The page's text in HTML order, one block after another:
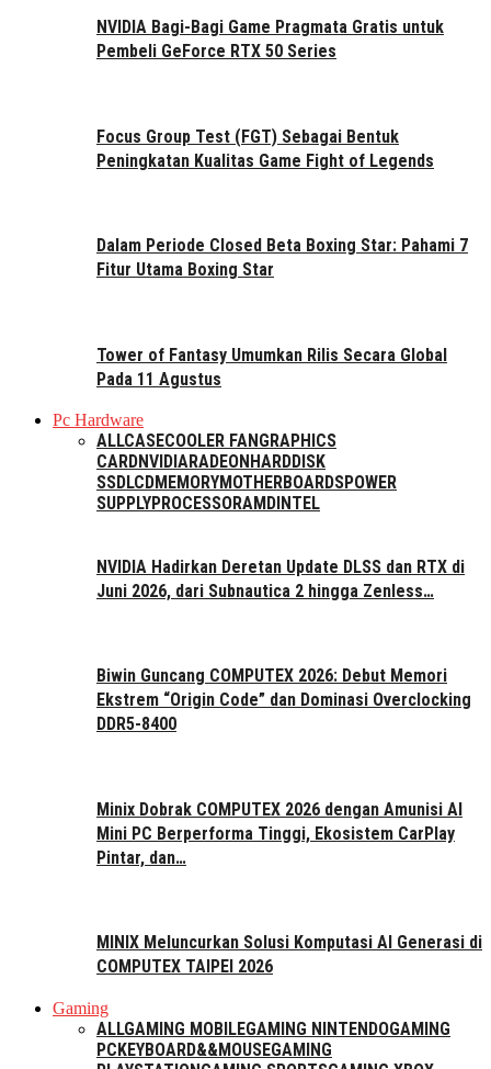
NVIDIA Bagi-Bagi Game Pragmata Gratis untuk
Pembeli GeForce RTX 50 Series
Focus Group Test (FGT) Sebagai Bentuk
Peningkatan Kualitas Game Fight of Legends
Dalam Periode Closed Beta Boxing Star: Pahami 7
Fitur Utama Boxing Star
Tower of Fantasy Umumkan Rilis Secara Global
Pada 11 Agustus
Pc Hardware
ALLCASECOOLER FAN GRAPHICS
CARDNVIDIARADEON HARDDISK
SSDLCDMEMORYMOTHERBOARDSPOWER
SUPPLYPROCESSORAMD INTEL
NVIDIA Hadirkan Deretan Update DLSS dan RTX di
Juni 2026, dari Subnautica 2 hingga Zenless…
Biwin Guncang COMPUTEX 2026: Debut Memori
Ekstrem “Origin Code” dan Dominasi Overclocking
DDR5-8400
Minix Dobrak COMPUTEX 2026 dengan Amunisi AI
Mini PC Berperforma Tinggi, Ekosistem CarPlay
Pintar, dan…
MINIX Meluncurkan Solusi Komputasi AI Generasi di
COMPUTEX TAIPEI 2026
Gaming
ALLGAMING MOBILEGAMING NINTENDOGAMING
PCKEYBOARD&&MOUSEGAMING